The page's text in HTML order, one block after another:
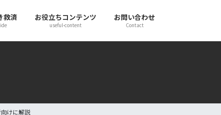
救済 お役立ちコンテンツ
useful-content
お問い合わせ
Contact
けに解説